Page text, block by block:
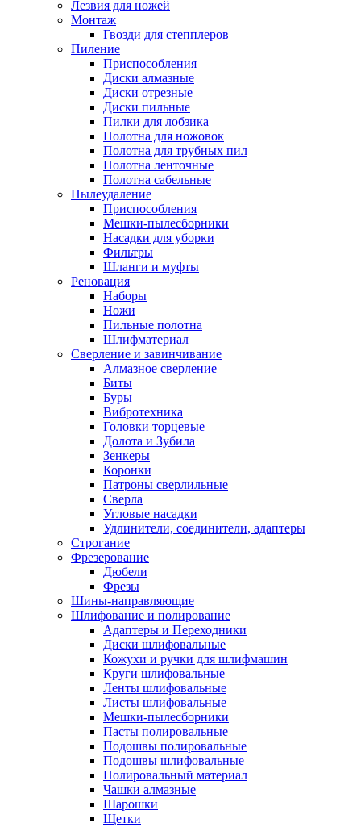
Лезвия для ножей
Монтаж
Гвозди для степплеров
Пиление
Приспособления
Диски алмазные
Диски отрезные
Диски пильные
Пилки для лобзика
Полотна для ножовок
Полотна для трубных пил
Полотна ленточные
Полотна сабельные
Пылеудаление
Приспособления
Мешки-пылесборники
Насадки для уборки
Фильтры
Шланги и муфты
Реновация
Наборы
Ножи
Пильные полотна
Шлифматериал
Сверление и завинчивание
Алмазное сверление
Биты
Буры
Вибротехника
Головки торцевые
Долота и Зубила
Зенкеры
Коронки
Патроны сверлильные
Сверла
Угловые насадки
Удлинители, соединители, адаптеры
Строгание
Фрезерование
Дюбели
Фрезы
Шины-направляющие
Шлифование и полирование
Адаптеры и Переходники
Диски шлифовальные
Кожухи и ручки для шлифмашин
Круги шлифовальные
Ленты шлифовальные
Листы шлифовальные
Мешки-пылесборники
Пасты полировальные
Подошвы полировальные
Подошвы шлифовальные
Полировальный материал
Чашки алмазные
Шарошки
Щетки